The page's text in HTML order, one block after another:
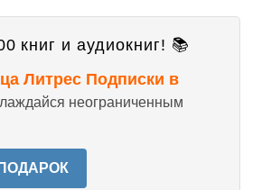
книг и аудиокниг! 📚
Литрес Подписки в
неограниченным